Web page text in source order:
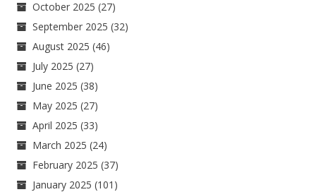
October 2025 (27)
September 2025 (32)
August 2025 (46)
July 2025 (27)
June 2025 (38)
May 2025 (27)
April 2025 (33)
March 2025 (24)
February 2025 (37)
January 2025 (101)